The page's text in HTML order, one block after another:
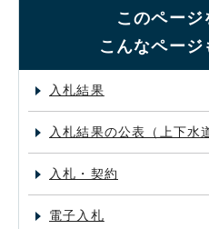
このページ
こんなペー
入札結果
入札結果の公表（上下水
入札・契約
電子入札